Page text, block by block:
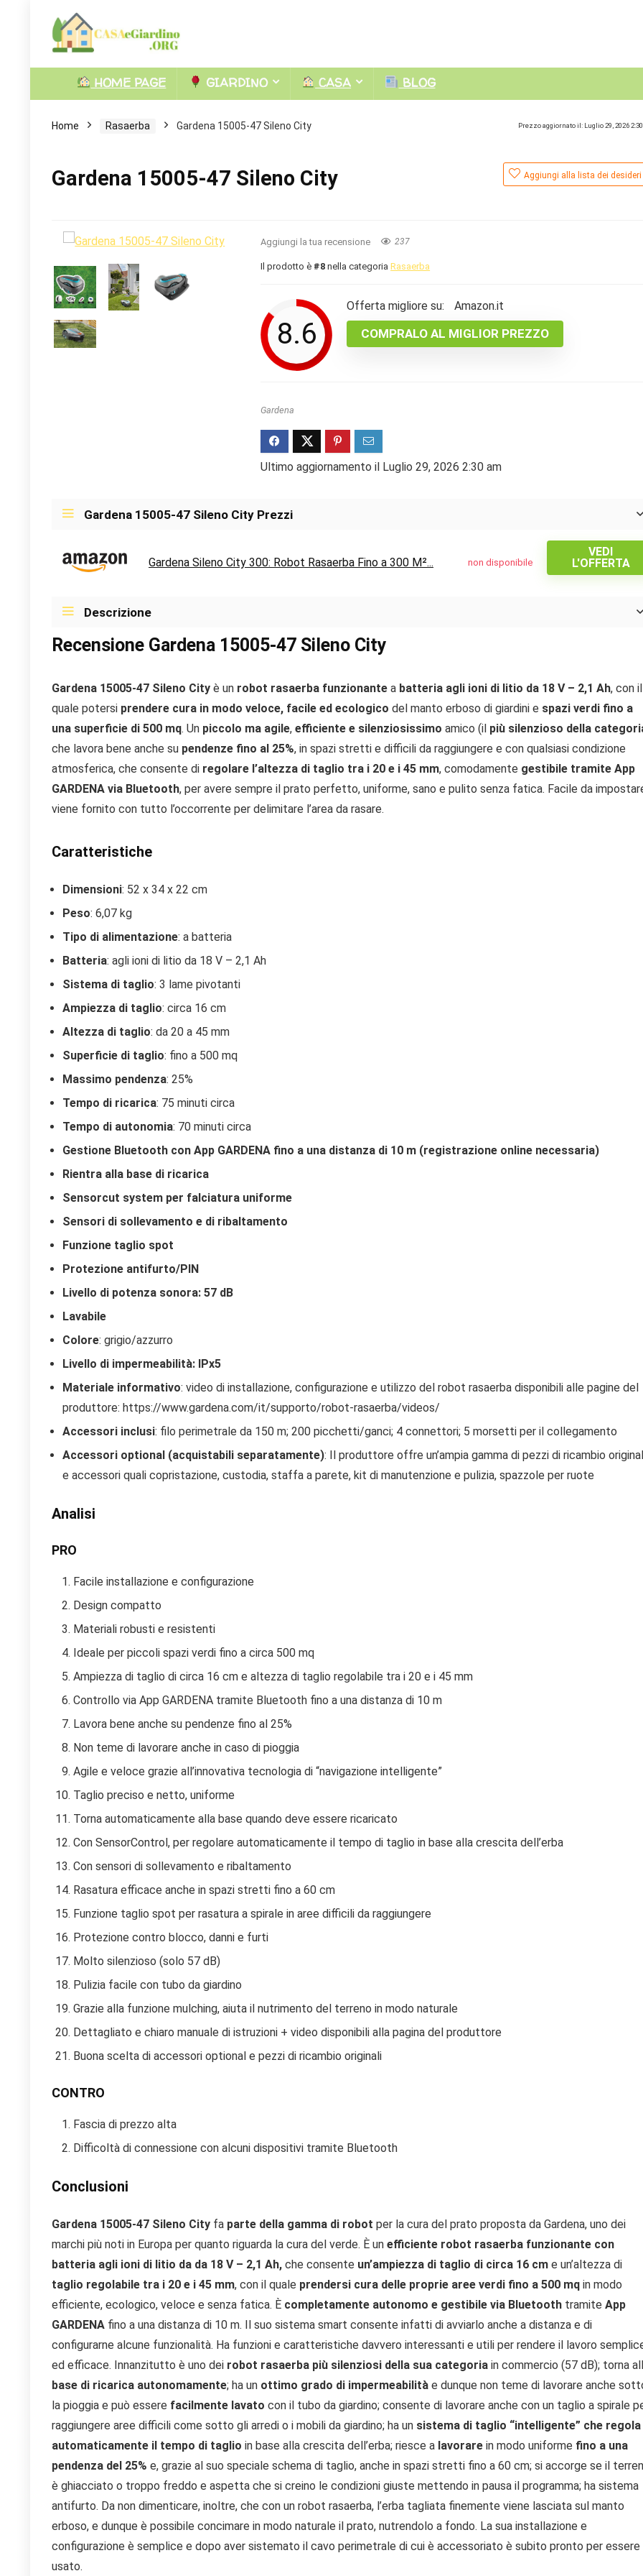
HOME PAGE GIARDINO CASA BLOG
Prezzo aggiornato il: Luglio 29, 2026
Home Rasaerba Gardena 15005-47 Sileno City
Gardena 15005-47 Sileno City Aggiungi alla lista dei desideri
Aggiungi la tua recensione 237
Il prodotto è #8 nella categoriaRasaerba
8.6
Offerta migliore su: Amazon.it
COMPRALO AL MIGLIOR PREZZO
Gardena
Ultimo aggiornamento il Luglio 29, 2026 2:30 am
Gardena 15005-47 Sileno City Prezzi
Gardena Sileno City 300: Robot Rasaerba Fino a 300 M²... non disponibile
VEDI
L'OFFERTA
Descrizione
Recensione Gardena 15005-47 Sileno City
Gardena 15005-47 Sileno City è un robot rasaerba funzionante a batteria agli ioni di litio da 18 V – 2,1 Ah, con il
quale potersi prendere cura in modo veloce, facile ed ecologico del manto erboso di giardini e spazi verdi fino a
una superficie di 500 mq. Un piccolo ma agile, efficiente e silenziosissimo amico (il più silenzioso della
che lavora bene anche su pendenze fino al 25%, in spazi stretti e difficili da raggiungere e con qualsiasi condizione
atmosferica, che consente di regolare l’altezza di taglio tra i 20 e i 45 mm, comodamente gestibile tramite App
GARDENA via Bluetooth, per avere sempre il prato perfetto, uniforme, sano e pulito senza fatica. Facile da
viene fornito con tutto l’occorrente per delimitare l’area da rasare.
Caratteristiche
Dimensioni: 52 x 34 x 22 cm
Peso: 6,07 kg
Tipo di alimentazione: a batteria
Batteria: agli ioni di litio da 18 V – 2,1 Ah
Sistema di taglio: 3 lame pivotanti
Ampiezza di taglio: circa 16 cm
Altezza di taglio: da 20 a 45 mm
Superficie di taglio: fino a 500 mq
Massimo pendenza: 25%
Tempo di ricarica: 75 minuti circa
Tempo di autonomia: 70 minuti circa
Gestione Bluetooth con App GARDENA fino a una distanza di 10 m (registrazione online necessaria)
Rientra alla base di ricarica
Sensorcut system per falciatura uniforme
Sensori di sollevamento e di ribaltamento
Funzione taglio spot
Protezione antifurto/PIN
Livello di potenza sonora: 57 dB
Lavabile
Colore: grigio/azzurro
Livello di impermeabilità: IPx5
Materiale informativo: video di installazione, configurazione e utilizzo del robot rasaerba disponibili alle pagine del
produttore: https://www.gardena.com/it/supporto/robot-rasaerba/videos/
Accessori inclusi: filo perimetrale da 150 m; 200 picchetti/ganci; 4 connettori; 5 morsetti per il collegamento
Accessori optional (acquistabili separatamente): Il produttore offre un’ampia gamma di pezzi di ricambio
e accessori quali copristazione, custodia, staffa a parete, kit di manutenzione e pulizia, spazzole per ruote
Analisi
PRO
Facile installazione e configurazione
Design compatto
Materiali robusti e resistenti
Ideale per piccoli spazi verdi fino a circa 500 mq
Ampiezza di taglio di circa 16 cm e altezza di taglio regolabile tra i 20 e i 45 mm
Controllo via App GARDENA tramite Bluetooth fino a una distanza di 10 m
Lavora bene anche su pendenze fino al 25%
Non teme di lavorare anche in caso di pioggia
Agile e veloce grazie all’innovativa tecnologia di “navigazione intelligente”
Taglio preciso e netto, uniforme
Torna automaticamente alla base quando deve essere ricaricato
Con SensorControl, per regolare automaticamente il tempo di taglio in base alla crescita dell’erba
Con sensori di sollevamento e ribaltamento
Rasatura efficace anche in spazi stretti fino a 60 cm
Funzione taglio spot per rasatura a spirale in aree difficili da raggiungere
Protezione contro blocco, danni e furti
Molto silenzioso (solo 57 dB)
Pulizia facile con tubo da giardino
Grazie alla funzione mulching, aiuta il nutrimento del terreno in modo naturale
Dettagliato e chiaro manuale di istruzioni + video disponibili alla pagina del produttore
Buona scelta di accessori optional e pezzi di ricambio originali
CONTRO
Fascia di prezzo alta
Difficoltà di connessione con alcuni dispositivi tramite Bluetooth
Conclusioni
Gardena 15005-47 Sileno City fa parte della gamma di robot per la cura del prato proposta da Gardena, uno dei
marchi più noti in Europa per quanto riguarda la cura del verde. È un efficiente robot rasaerba funzionante con
batteria agli ioni di litio da da 18 V – 2,1 Ah, che consente un’ampiezza di taglio di circa 16 cm e un’altezza di
taglio regolabile tra i 20 e i 45 mm, con il quale prendersi cura delle proprie aree verdi fino a 500 mq in modo
efficiente, ecologico, veloce e senza fatica. È completamente autonomo e gestibile via Bluetooth tramite App
GARDENA fino a una distanza di 10 m. Il suo sistema smart consente infatti di avviarlo anche a distanza e di
configurarne alcune funzionalità. Ha funzioni e caratteristiche davvero interessanti e utili per rendere il lavoro
ed efficace. Innanzitutto è uno dei robot rasaerba più silenziosi della sua categoria in commercio (57 dB); torna
base di ricarica autonomamente; ha un ottimo grado di impermeabilità e dunque non teme di lavorare anche
la pioggia e può essere facilmente lavato con il tubo da giardino; consente di lavorare anche con un taglio a spirale
raggiungere aree difficili come sotto gli arredi o i mobili da giardino; ha un sistema di taglio “intelligente” che regola
automaticamente il tempo di taglio in base alla crescita dell’erba; riesce a lavorare in modo uniforme fino a una
pendenza del 25% e, grazie al suo speciale schema di taglio, anche in spazi stretti fino a 60 cm; si accorge se il
è ghiacciato o troppo freddo e aspetta che si creino le condizioni giuste mettendo in pausa il programma; ha sistema
antifurto. Da non dimenticare, inoltre, che con un robot rasaerba, l’erba tagliata finemente viene lasciata sul manto
erboso, e dunque è possibile concimare in modo naturale il prato, nutrendolo a fondo. La sua installazione e
configurazione è semplice e dopo aver sistemato il cavo perimetrale di cui è accessoriato è subito pronto per essere
usato.